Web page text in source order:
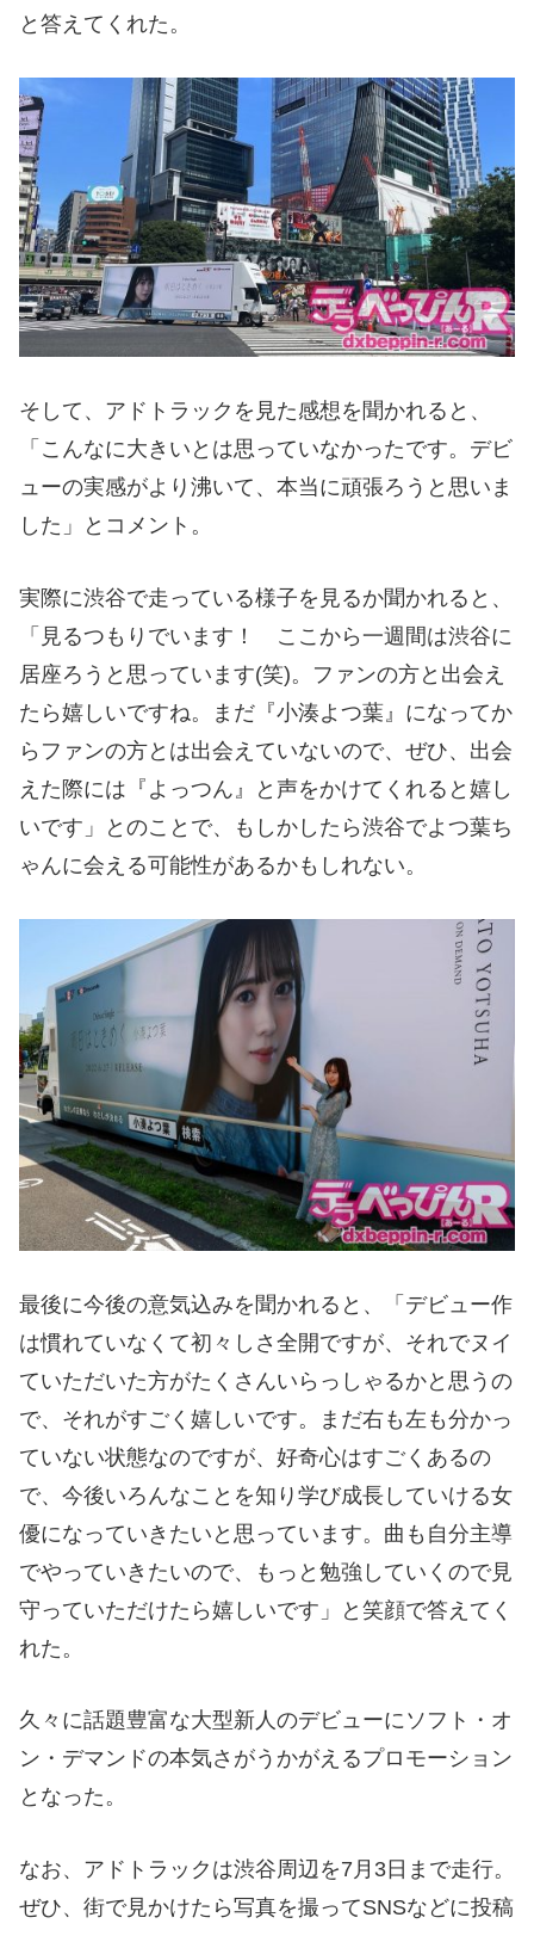
と答えてくれた。
そして、アドトラックを見た感想を聞かれると、
「こんなに大きいとは思っていなかったです。デビ
ューの実感がより沸いて、本当に頑張ろうと思いま
した」とコメント。
実際に渋谷で走っている様子を見るか聞かれると、
「見るつもりでいます！ ここから一週間は渋谷に
居座ろうと思っています(笑)。ファンの方と出会え
たら嬉しいですね。まだ『小湊よつ葉』になってか
らファンの方とは出会えていないので、ぜひ、出会
えた際には『よっつん』と声をかけてくれると嬉し
いです」とのことで、もしかしたら渋谷でよつ葉ち
ゃんに会える可能性があるかもしれない。
最後に今後の意気込みを聞かれると、「デビュー作
は慣れていなくて初々しさ全開ですが、それでヌイ
ていただいた方がたくさんいらっしゃるかと思うの
で、それがすごく嬉しいです。まだ右も左も分かっ
ていない状態なのですが、好奇心はすごくあるの
で、今後いろんなことを知り学び成長していける女
優になっていきたいと思っています。曲も自分主導
でやっていきたいので、もっと勉強していくので見
守っていただけたら嬉しいです」と笑顔で答えてく
れた。
久々に話題豊富な大型新人のデビューにソフト・オ
ン・デマンドの本気さがうかがえるプロモーション
となった。
なお、アドトラックは渋谷周辺を7月3日まで走行。
ぜひ、街で見かけたら写真を撮ってSNSなどに投稿